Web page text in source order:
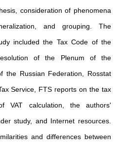
consideration of phenomena
and grouping. The
included the Tax Code of the
of the Plenum of the
the Russian Federation, Rosstat
Service, FTS reports on the tax
VAT calculation, the authors'
study, and Internet resources.
and differences between